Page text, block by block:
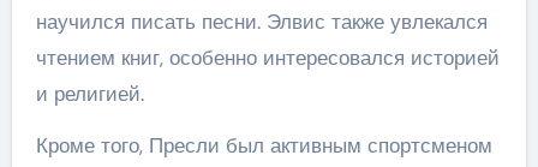
научился писать песни. Элвис также увлекался
чтением книг, особенно интересовался историей
и религией.
Кроме того, Пресли был активным спортсменом